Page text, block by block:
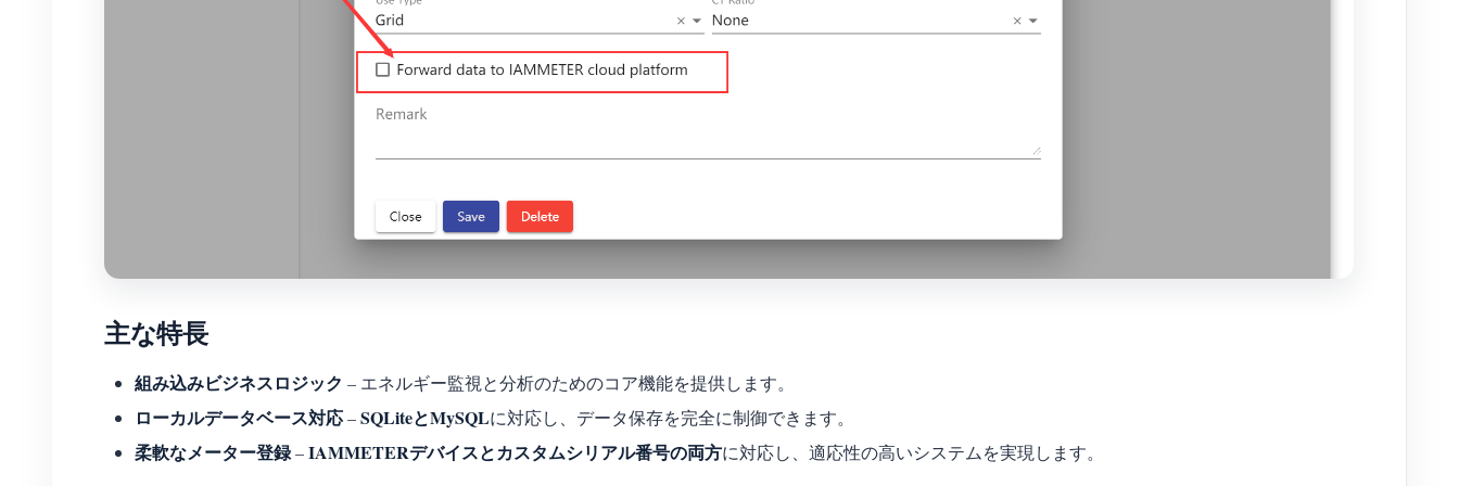
主な特長
組み込みビジネスロジック – エネルギー監視と分析のためのコア機能を提供します。
ローカルデータベース対応–SQLiteとMySQLに対応し、データ保存を完全に制御できます。
柔軟なメーター登録–IAMMETERデバイスとカスタムシリアル番号の両方に対応し、適応性の高いシステムを実現します。